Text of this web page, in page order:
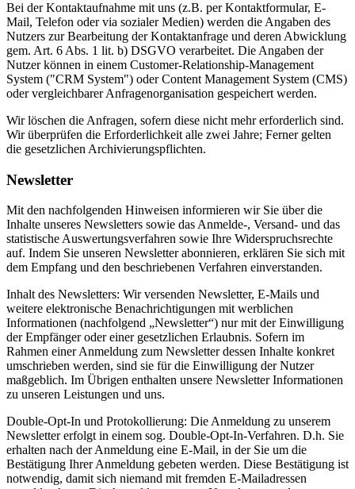
Bei der Kontaktaufnahme mit uns (z.B. per Kontaktformular, E-
Mail, Telefon oder via sozialer Medien) werden die Angaben des
Nutzers zur Bearbeitung der Kontaktanfrage und deren Abwicklung
gem. Art. 6 Abs. 1 lit. b) DSGVO verarbeitet. Die Angaben der
Nutzer können in einem Customer-Relationship-Management
System ("CRM System") oder Content Management System (CMS)
oder vergleichbarer Anfragenorganisation gespeichert werden.
Wir löschen die Anfragen, sofern diese nicht mehr erforderlich sind.
Wir überprüfen die Erforderlichkeit alle zwei Jahre; Ferner gelten
die gesetzlichen Archivierungspflichten.
Newsletter
Mit den nachfolgenden Hinweisen informieren wir Sie über die
Inhalte unseres Newsletters sowie das Anmelde-, Versand- und das
statistische Auswertungsverfahren sowie Ihre Widerspruchsrechte
auf. Indem Sie unseren Newsletter abonnieren, erklären Sie sich mit
dem Empfang und den beschriebenen Verfahren einverstanden.
Inhalt des Newsletters: Wir versenden Newsletter, E-Mails und
weitere elektronische Benachrichtigungen mit werblichen
Informationen (nachfolgend „Newsletter“) nur mit der Einwilligung
der Empfänger oder einer gesetzlichen Erlaubnis. Sofern im
Rahmen einer Anmeldung zum Newsletter dessen Inhalte konkret
umschrieben werden, sind sie für die Einwilligung der Nutzer
maßgeblich. Im Übrigen enthalten unsere Newsletter Informationen
zu unseren Leistungen und uns.
Double-Opt-In und Protokollierung: Die Anmeldung zu unserem
Newsletter erfolgt in einem sog. Double-Opt-In-Verfahren. D.h. Sie
erhalten nach der Anmeldung eine E-Mail, in der Sie um die
Bestätigung Ihrer Anmeldung gebeten werden. Diese Bestätigung ist
notwendig, damit sich niemand mit fremden E-Mailadressen